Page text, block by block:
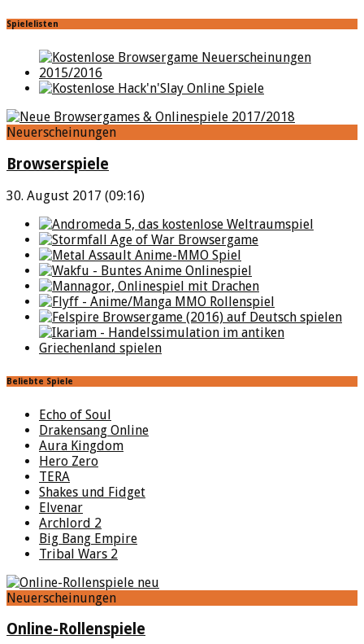
Spielelisten
Neuerscheinungen
Browserspiele
30. August 2017 (09:16)
Beliebte Spiele
Echo of Soul
Drakensang Online
Aura Kingdom
Hero Zero
TERA
Shakes und Fidget
Elvenar
Archlord 2
Big Bang Empire
Tribal Wars 2
Neuerscheinungen
Online-Rollenspiele